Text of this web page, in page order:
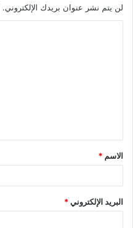
لن يتم نشر عنوان بريدك الإلكتروني.
ق
*
الاسم *
البريد الإلكتروني*